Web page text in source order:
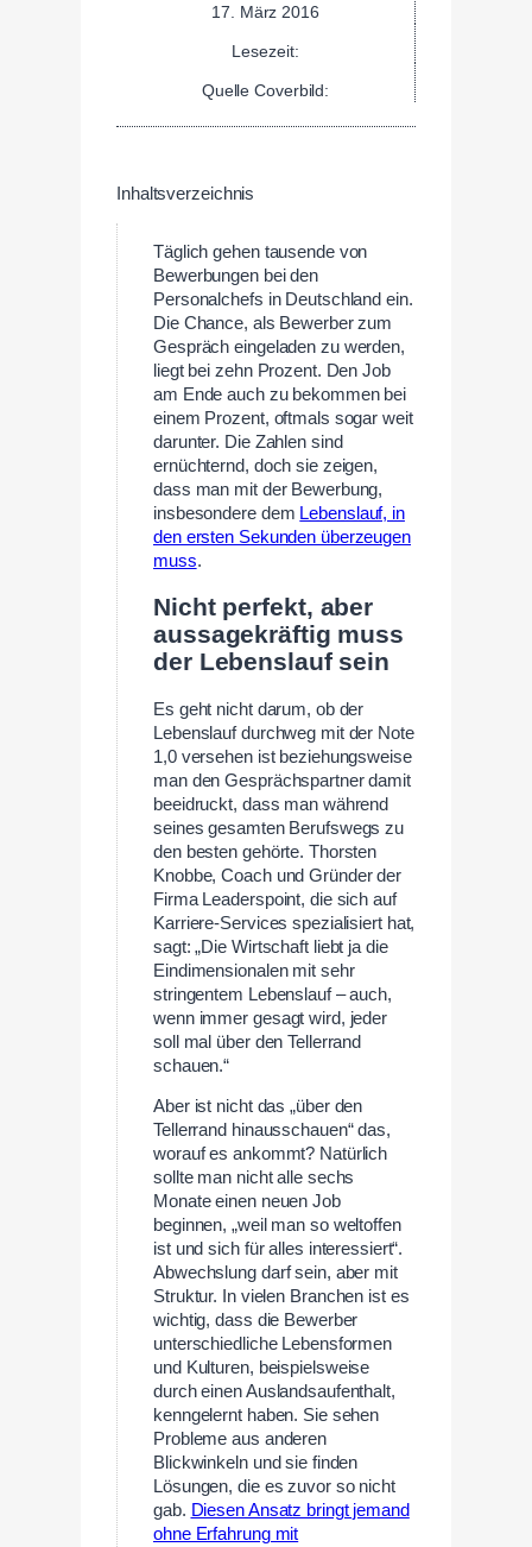
17. März 2016
Lesezeit:
Quelle Coverbild:
Inhaltsverzeichnis
Täglich gehen tausende von
Bewerbungen bei den
Personalchefs in Deutschland ein.
Die Chance, als Bewerber zum
Gespräch eingeladen zu werden,
liegt bei zehn Prozent. Den Job
am Ende auch zu bekommen bei
einem Prozent, oftmals sogar weit
darunter. Die Zahlen sind
ernüchternd, doch sie zeigen,
dass man mit der Bewerbung,
insbesondere dem Lebenslauf, in
den ersten Sekunden überzeugen
muss.
Nicht perfekt, aber
aussagekräftig muss
der Lebenslauf sein
Es geht nicht darum, ob der
Lebenslauf durchweg mit der Note
1,0 versehen ist beziehungsweise
man den Gesprächspartner damit
beeidruckt, dass man während
seines gesamten Berufswegs zu
den besten gehörte. Thorsten
Knobbe, Coach und Gründer der
Firma Leaderspoint, die sich auf
Karriere-Services spezialisiert hat,
sagt: „Die Wirtschaft liebt ja die
Eindimensionalen mit sehr
stringentem Lebenslauf – auch,
wenn immer gesagt wird, jeder
soll mal über den Tellerrand
schauen.“
Aber ist nicht das „über den
Tellerrand hinausschauen“ das,
worauf es ankommt? Natürlich
sollte man nicht alle sechs
Monate einen neuen Job
beginnen, „weil man so weltoffen
ist und sich für alles interessiert“.
Abwechslung darf sein, aber mit
Struktur. In vielen Branchen ist es
wichtig, dass die Bewerber
unterschiedliche Lebensformen
und Kulturen, beispielsweise
durch einen Auslandsaufenthalt,
kenngelernt haben. Sie sehen
Probleme aus anderen
Blickwinkeln und sie finden
Lösungen, die es zuvor so nicht
gab. Diesen Ansatz bringt jemand
ohne Erfahrung mit